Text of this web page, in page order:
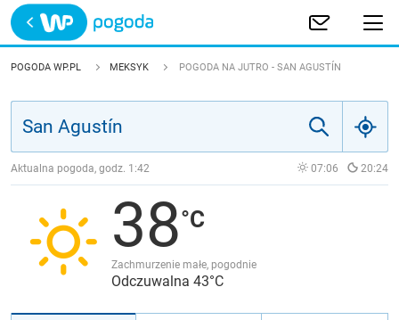
Trwa ładowanie
POLSKA
JAKOŚĆ POWIETRZA
POGODA WP.PL MEKSYK POGODA NA JUTRO - SAN AGUSTÍN
Aktualna pogoda, godz. 1:42 07:06 20:24
38
Zachmurzenie małe, pogodnie
Odczuwalna 43°C